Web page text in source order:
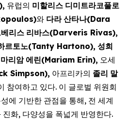
유럽의 미할리스 디미트라코풀로
와 다라 산타나(Dara
리스 리바스(Darveris Rivas),
르토노(Tanty Hartono), 성희
마리암 에린(Mariam Erin), 오세
Simpson), 아프리카의 졸리 말
참여하고 있다. 이 글로벌 위원회
에 기반한 관점을 통해, 전 세계
화, 다양성을 폭넓게 반영한다.